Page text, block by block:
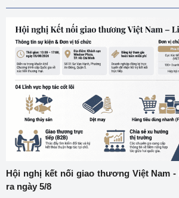
Hội nghị kết nối giao thương Việt Nam -
ra ngày 5/8